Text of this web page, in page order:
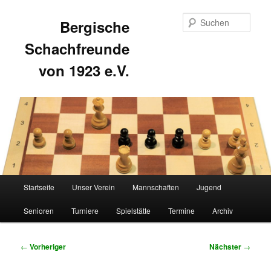
Bergische
Schachfreunde
von 1923 e.V.
Zum
primären
Zum
sekundären
Startseite Unser Verein Mannschaften Jugend
Senioren Turniere Spielstätte Termine Archiv
Beitragsnavigation
← Vorheriger Nächster →